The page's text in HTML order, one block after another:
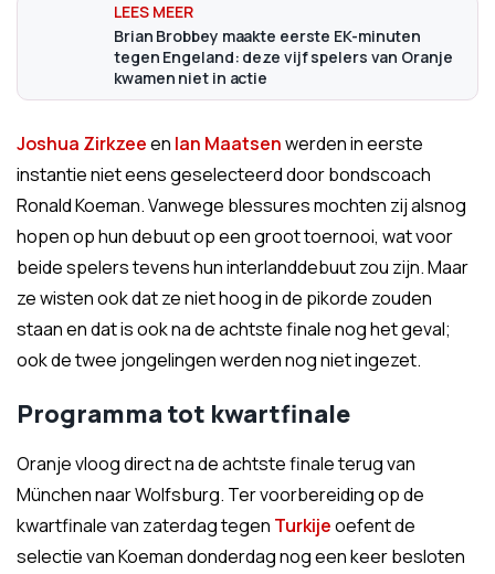
Brian Brobbey maakte eerste EK-minuten
tegen Engeland: deze vijf spelers van Oranje
kwamen niet in actie
Joshua Zirkzeeen Ian Maatsenwerden in eerste
instantie niet eens geselecteerd door bondscoach
Ronald Koeman. Vanwege blessures mochten zij alsnog
hopen op hun debuut op een groot toernooi, wat voor
beide spelers tevens hun interlanddebuut zou zijn. Maar
ze wisten ook dat ze niet hoog in de pikorde zouden
staan en dat is ook na de achtste finale nog het geval;
ook de twee jongelingen werden nog niet ingezet.
Programma tot kwartfinale
Oranje vloog direct na de achtste finale terug van
München naar Wolfsburg. Ter voorbereiding op de
kwartfinale van zaterdag tegen Turkijeoefent de
selectie van Koeman donderdag nog een keer besloten